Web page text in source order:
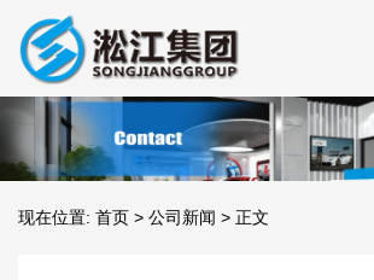
现在位置: 首页 > 公司新闻 > 正文